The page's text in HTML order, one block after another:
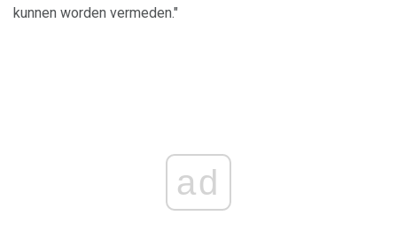
kunnen worden vermeden."
ad